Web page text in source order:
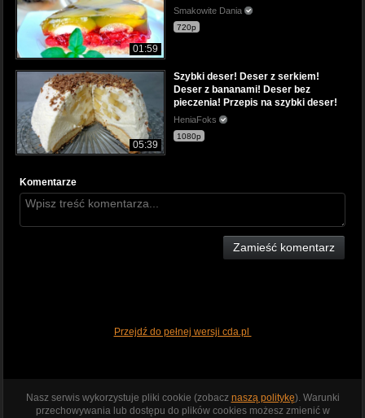
01:59
Smakowite Dania
720p
05:39
Szybki deser! Deser z serkiem!
Deser z bananami! Deser bez
pieczenia! Przepis na szybki deser!
HeniaFoks
1080p
Komentarze
Zamieść komentarz
Przejdź do pełnej wersji cda.pl
Nasz serwis wykorzystuje pliki cookie (zobacz naszą politykę). Warunki
przechowywania lub dostępu do plików cookies możesz zmienić w